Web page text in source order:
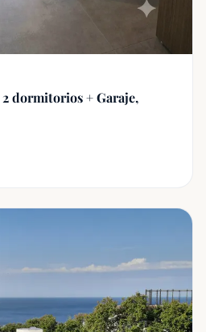
dormitorios + Garaje,